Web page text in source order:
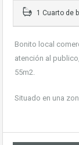
1 Cuarto de
Bonito local
atención al
55m2.
Situado en una